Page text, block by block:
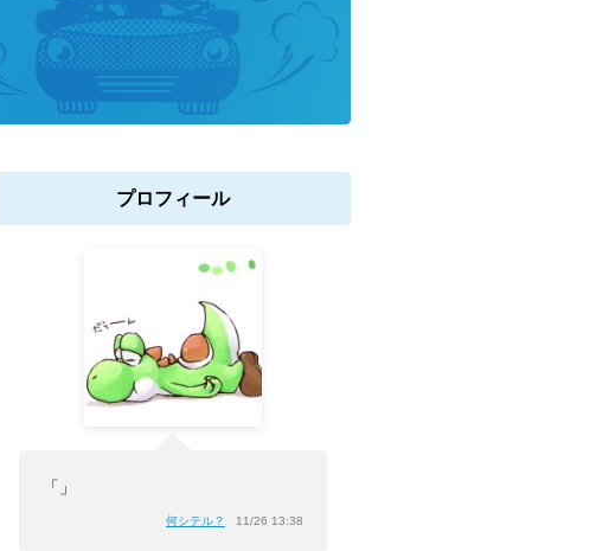
プロフィール
「」
何シテル？ 11/26 13:38